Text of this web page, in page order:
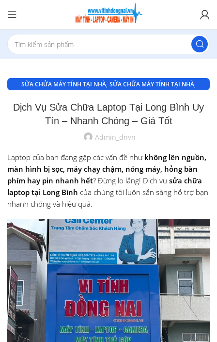
SỮA CHỬA MÁY TÍNH TẠI NHÀ, SỬA CHỮA MÁY TÍNH TẠI NHÀ,
SỬA MÁY TÍNH TẠI NHÀ BIÊN HÒA,
SỬA MÁY TÍNH TẠI NHÀ BIÊN HÒA
Dịch Vụ Sửa Chữa Laptop Tại Long Bình Uy
Tín – Nhanh Chóng – Giá Tốt
Admin_dnvn
Laptop của bạn đang gặp các vấn đề như không lên nguồn,
màn hình bị sọc, máy chạy chậm, nóng máy, hỏng bàn
phím hay pin nhanh hết? Đừng lo lắng! Dịch vụ sửa chữa
laptop tại Long Bình của chúng tôi luôn sẵn sàng hỗ trợ bạn
nhanh chóng và hiệu quả.